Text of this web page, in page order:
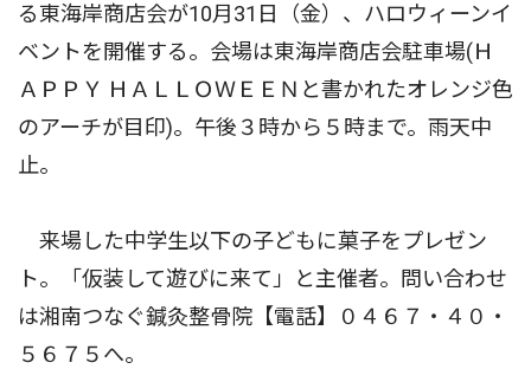
る東海岸商店会が10月31日（金）、ハロウィーンイ
ベントを開催する。会場は東海岸商店会駐車場(Ｈ
ＡＰＰＹ ＨＡＬＬＯＷＥＥＮと書かれたオレンジ色
のアーチが目印)。午後３時から５時まで。雨天中
止。
来場した中学生以下の子どもに菓子をプレゼン
ト。「仮装して遊びに来て」と主催者。問い合わせ
は湘南つなぐ鍼灸整骨院【電話】０４６７・４０・
５６７５へ。